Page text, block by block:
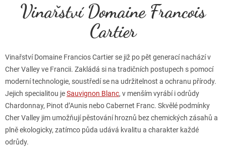
Vinařství Domaine Francois
Cartier
Vinařství Domaine Francios Cartier se již po pět generací nachází v
Cher Valley ve Francii. Zakládá si na tradičních postupech s pomocí
moderní technologie, soustředí se na udržitelnost a ochranu přírody.
Jejich specialitou jeSauvignon Blanc, v menším vyrábí i odrůdy
Chardonnay, Pinot d’Aunis nebo Cabernet Franc. Skvělé podmínky
Cher Valley jim umožňují pěstování hroznů bez chemických zásahů a
plně ekologicky, zatímco půda udává kvalitu a charakter každé
odrůdy.